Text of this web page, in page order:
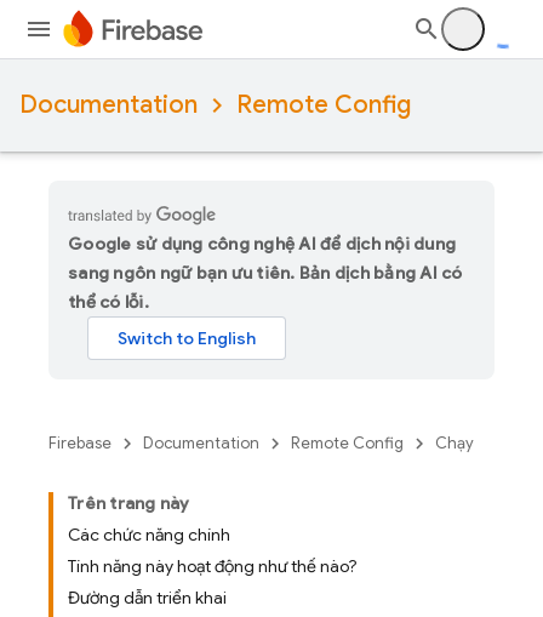
Documentation Remote Config
Google sử dụng công nghệ AI để dịch nội dung
sang ngôn ngữ bạn ưu tiên. Bản dịch bằng AI có
thể có lỗi.
Firebase Documentation Remote Config Chạy
Trên trang này
Các chức năng chính
Tính năng này hoạt động như thế nào?
Đường dẫn triển khai